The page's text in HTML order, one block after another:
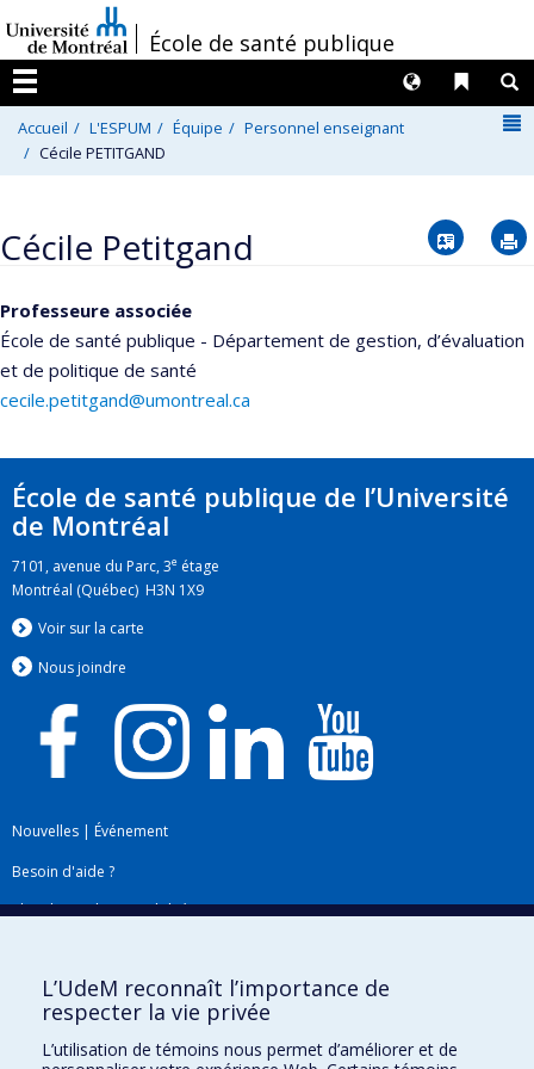
au
contenu
/École de santé publique
Menu
Liens
Langues
Accueil L'ESPUM Équipe
Personnel enseignant
Cécile PETITGAND
Cécile Petitgand Vcard
Professeure associée
École de santé publique - Département de gestion, d’évaluation
et de politique de santé
cecile.petitgand@umontreal.ca
École de santé publique de l’Université
de Montréal
7101, avenue du Parc, 3e étage
Montréal (Québec) H3N 1X9
Voir sur la carte
Nous joindre
Nouvelles | Événement
Besoin d'aide ?
Plan du site|Accessibilité
L’UdeM reconnaît l’importance de
respecter la vie privée
L’utilisation de témoins nous permet d’améliorer et de